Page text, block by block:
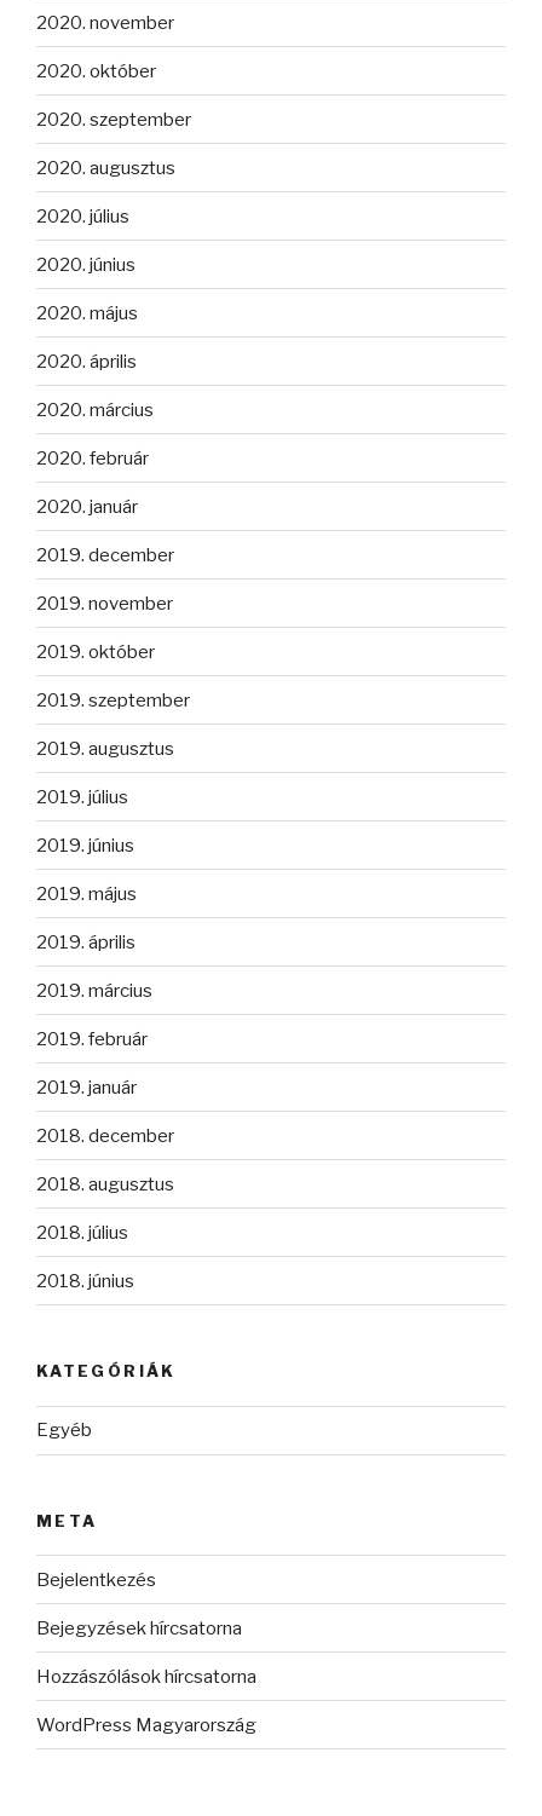
2020. november
2020. október
2020. szeptember
2020. augusztus
2020. július
2020. június
2020. május
2020. április
2020. március
2020. február
2020. január
2019. december
2019. november
2019. október
2019. szeptember
2019. augusztus
2019. július
2019. június
2019. május
2019. április
2019. március
2019. február
2019. január
2018. december
2018. augusztus
2018. július
2018. június
KATEGÓRIÁK
Egyéb
META
Bejelentkezés
Bejegyzések hírcsatorna
Hozzászólások hírcsatorna
WordPress Magyarország